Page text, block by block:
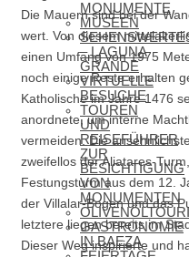
MONUMENTE
MUSEEN
– LAGUNA
GRANDE
VIRTUELLE
BESUCHE
TOUREN
UND
REISEFÜHRER
ZUR
BESICHTIGUNG
VON
MONUMENTEN
GASTRONOMIE
IN BAEZA
Die Mauern sind bei der
wert. Von diesem
einen Umfang von 1975
noch einige Reste erhalten
Katholische im Jahre 1476
anordnete, um interne
vermeiden. Die
zweifellos der Aliatares-
Festungsturm aus dem 12.
der Villalar-Bogen und das
letztere liegen bereits im
Dieser Weg inspirierte und